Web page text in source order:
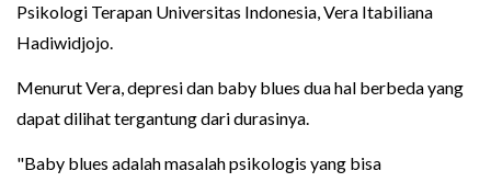
Psikologi Terapan Universitas Indonesia, Vera Itabiliana
Hadiwidjojo.
Menurut Vera, depresi dan baby blues dua hal berbeda yang
dapat dilihat tergantung dari durasinya.
"Baby blues adalah masalah psikologis yang bisa